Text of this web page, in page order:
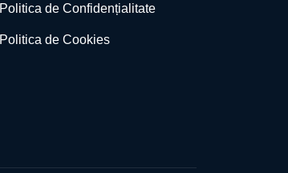
Politica de Confidențialitate
Politica de Cookies